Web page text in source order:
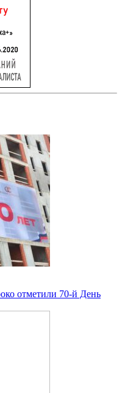
отметили 70-й День